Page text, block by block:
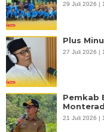
29 Juli 2026 |
Plus
27 Juli 2026 |
Pemkab
21 Juli 2026 |